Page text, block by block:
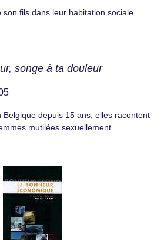
son fils dans leur habitation sociale.
songe à ta douleur
Belgique depuis 15 ans, elles racontent
mutilées sexuellement.